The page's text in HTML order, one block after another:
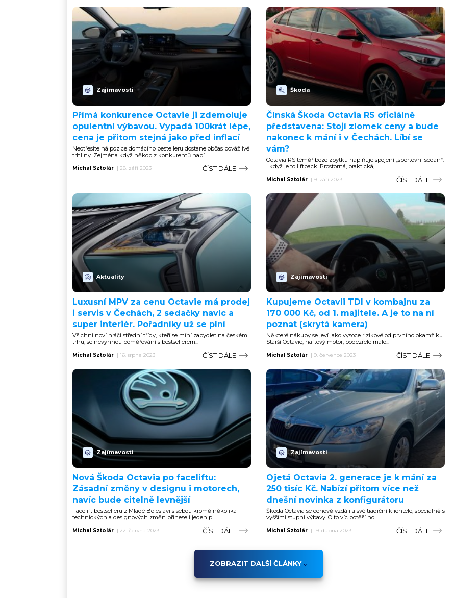
Zajímavosti
Přímá konkurence Octavie ji zdemoluje
opulentní výbavou. Vypadá 100krát lépe,
cena je přitom stejná jako před inflací
Neotřesitelná pozice domácího bestelleru dostane občas povážlivé
trhliny. Zejména když někdo z konkurentů nabí...
Michal Sztolár | 28. září 2023 ČÍST DÁLE
Škoda
Čínská Škoda Octavia RS oficiálně
představena: Stojí zlomek ceny a bude
nakonec k mání i v Čechách. Líbí se
vám?
Octavia RS téměř beze zbytku naplňuje spojení „sportovní sedan“.
I když je to liftback. Prostorná, praktická, ...
Michal Sztolár | 9. září 2023 ČÍST DÁLE
Aktuality
Luxusní MPV za cenu Octavie má prodej
i servis v Čechách, 2 sedačky navíc a
super interiér. Pořadníky už se plní
Všichni noví hráči střední třídy, kteří se míní zabydlet na českém
trhu, se nevyhnou poměřování s bestsellerem...
Michal Sztolár | 16. srpna 2023 ČÍST DÁLE
Zajímavosti
Kupujeme Octavii TDI v kombajnu za
170 000 Kč, od 1. majitele. A je to na ní
poznat (skrytá kamera)
Některé nákupy se jeví jako vysoce rizikové od prvního okamžiku.
Starší Octavie, naftový motor, podezřele málo...
Michal Sztolár | 9. července 2023 ČÍST DÁLE
Zajímavosti
Nová Škoda Octavia po faceliftu:
Zásadní změny v designu i motorech,
navíc bude citelně levnější
Facelift bestselleru z Mladé Boleslavi s sebou kromě několika
technických a designových změn přinese i jeden p...
Michal Sztolár | 22. června 2023 ČÍST DÁLE
Zajímavosti
Ojetá Octavia 2. generace je k mání za
250 tisíc Kč. Nabízí přitom více než
dnešní novinka z konfigurátoru
Škoda Octavia se cenově vzdálila své tradiční klientele, speciálně s
vyššími stupni výbavy. O to víc potěší no...
Michal Sztolár | 19. dubna 2023 ČÍST DÁLE
ZOBRAZIT DALŠÍ ČLÁNKY